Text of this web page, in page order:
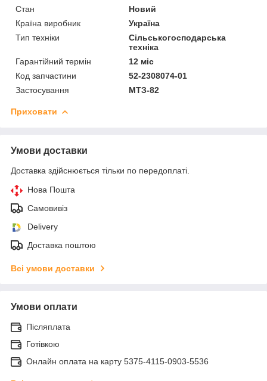
Стан
Новий
Країна виробник
Україна
Тип техніки
Сільськогосподарська
техніка
Гарантійний термін
12 міс
Код запчастини
52-2308074-01
Застосування
МТЗ-82
Приховати
Умови доставки
Доставка здійснюється тільки по передоплаті.
Нова Пошта
Самовивіз
Delivery
Доставка поштою
Всі умови доставки
Умови оплати
Післяплата
Готівкою
Онлайн оплата на карту 5375-4115-0903-5536